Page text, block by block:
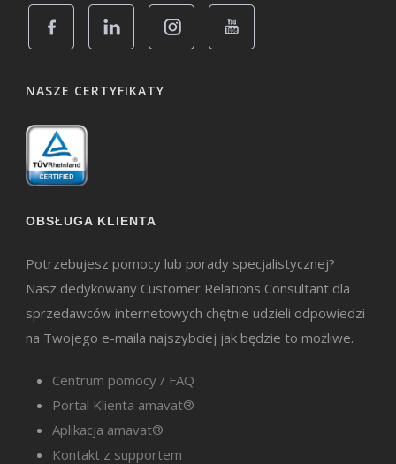
NASZE CERTYFIKATY
OBSŁUGA KLIENTA
Potrzebujesz pomocy lub porady specjalistycznej?
Nasz dedykowany Customer Relations Consultant dla
sprzedawców internetowych chętnie udzieli odpowiedzi
na Twojego e-maila najszybciej jak będzie to możliwe.
Centrum pomocy / FAQ
Portal Klienta amavat®
Aplikacja amavat®
Kontakt z supportem